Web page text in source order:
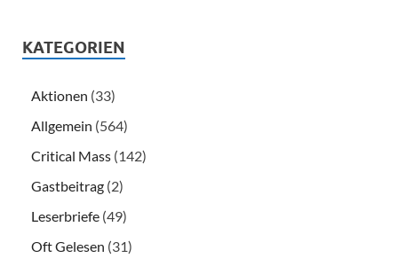
KATEGORIEN
Aktionen (33)
Allgemein (564)
Critical Mass (142)
Gastbeitrag (2)
Leserbriefe (49)
Oft Gelesen (31)